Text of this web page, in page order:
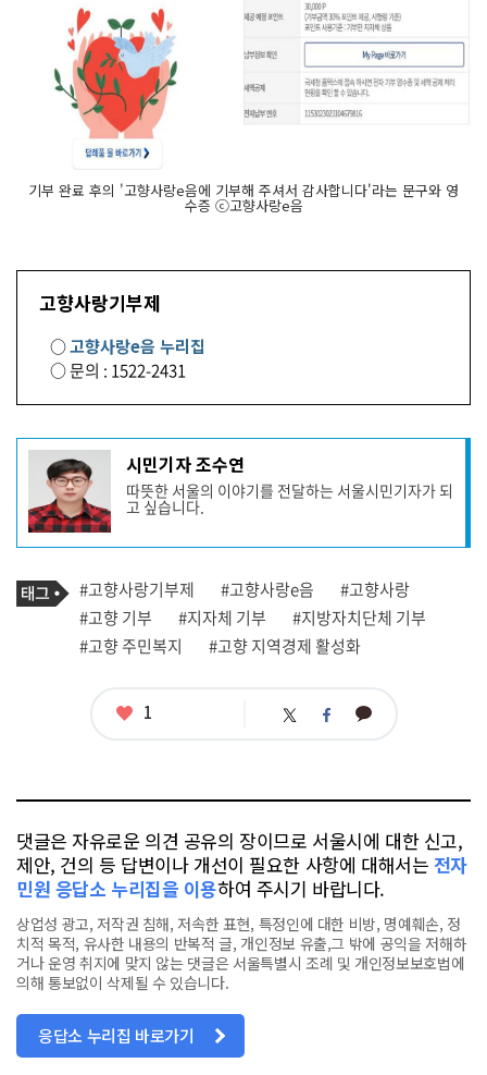
기부 완료 후의 '고향사랑e음에 기부해 주셔서 감사합니다'라는 문구와 영
수증 ⓒ고향사랑e음
고향사랑기부제
○고향사랑e음 누리집
○ 문의 : 1522-2431
기
성
자
프
필
시민기자 조수연
따뜻한 서울의 이야기를 전달하는 서울시민기자가 되
고 싶습니다.
기
사
관
련
태
태
그
#고향사랑기부제 #고향사랑e음
#고향사랑
#고향 기부
#지자체 기부
#지방자치단체 기부
#고향 주민복지
#고향 지역경제 활성화
좋
1 트 페 카
댓글은 자유로운 의견 공유의 장이므로 서울시에 대한 신고,
제안, 건의 등 답변이나 개선이 필요한 사항에 대해서는 전자
민원 응답소 누리집을 이용하여 주시기 바랍니다.
상업성 광고, 저작권 침해, 저속한 표현, 특정인에 대한 비방, 명예훼손, 정
치적 목적, 유사한 내용의 반복적 글, 개인정보 유출,그 밖에 공익을 저해하
거나 운영 취지에 맞지 않는 댓글은 서울특별시 조례 및 개인정보보호법에
의해 통보없이 삭제될 수 있습니다.
응답소 누리집 바로가기